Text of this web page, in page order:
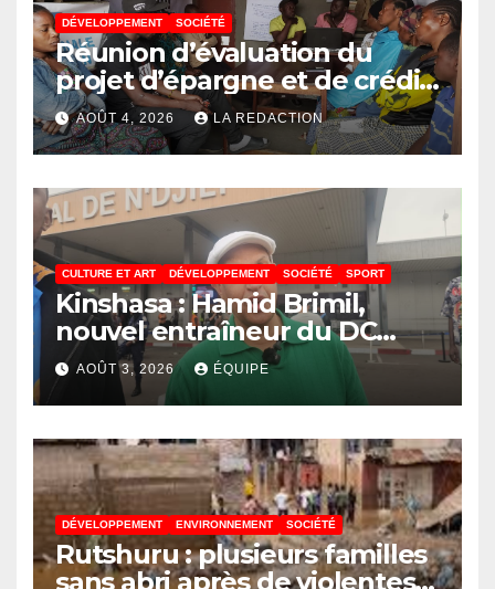
DÉVELOPPEMENT SOCIÉTÉ
Réunion d’évaluation du
projet d’épargne et de crédit
de JIRANI MSAADA Asbl : des
résultats encourageants et
une expansion annoncée
AOÛT 4, 2026 LA REDACTION
CULTURE ET ART DÉVELOPPEMENT SOCIÉTÉ SPORT
Kinshasa : Hamid Brimil,
nouvel entraîneur du DC
Virunga sur place, cap sur les
préparatifs de la Coupe de la
Confédération de la CAF
AOÛT 3, 2026 ÉQUIPE
DÉVELOPPEMENT ENVIRONNEMENT SOCIÉTÉ
Rutshuru : plusieurs familles
sans abri après de violentes